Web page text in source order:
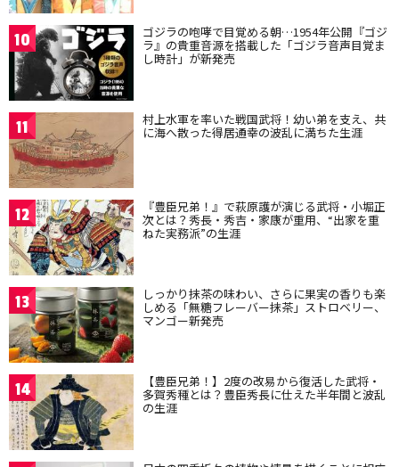
10 ゴジラの咆哮で目覚める朝…1954年公開『ゴジ
ラ』の貴重音源を搭載した「ゴジラ音声目覚ま
し時計」が新発売
11 村上水軍を率いた戦国武将！幼い弟を支え、共
に海へ散った得居通幸の波乱に満ちた生涯
12 『豊臣兄弟！』で萩原護が演じる武将・小堀正
次とは？秀長・秀吉・家康が重用、“出家を重
ねた実務派”の生涯
13 しっかり抹茶の味わい、さらに果実の香りも楽
しめる「無糖フレーバー抹茶」ストロベリー、
マンゴー新発売
14 【豊臣兄弟！】2度の改易から復活した武将・
多賀秀種とは？豊臣秀長に仕えた半年間と波乱
の生涯